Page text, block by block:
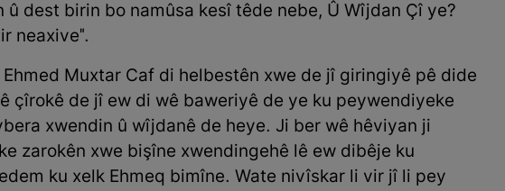
û dest birin bo namûsa kesî têde nebe, Û Wîjdan Çî ye?
neaxive".
Muxtar Caf di helbestên xwe de jî giringiyê pê dide
çîrokê de jî ew di wê baweriyê de ye ku peywendiyeke
xwendin û wîjdanê de heye. Ji ber wê hêviyan ji
zarokên xwe bişîne xwendingehê lê ew dibêje ku
ku xelk Ehmeq bimîne. Wate nivîskar li vir jî li pey